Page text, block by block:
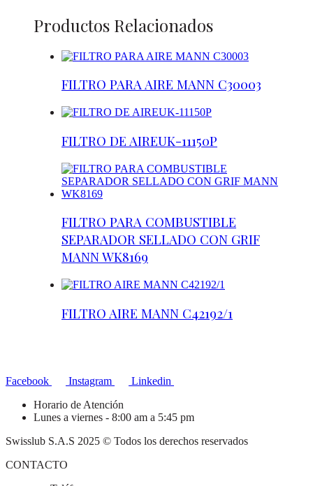
Productos Relacionados
FILTRO PARA AIRE MANN C30003
FILTRO DE AIREUK-11150P
FILTRO PARA COMBUSTIBLE
SEPARADOR SELLADO CON GRIF
MANN WK8169
FILTRO AIRE MANN C42192/1
Facebook Instagram
Linkedin
Horario de Atención
Lunes a viernes - 8:00 am a 5:45 pm
Swisslub S.A.S 2025 © Todos los derechos reservados
CONTACTO